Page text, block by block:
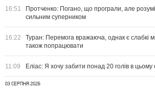
16:51
Протченко: Погано, що програли, але
сильним суперником
16:22
Туран: Перемога вражаюча, однак є слабкі
також попрацювати
11:09 Еліас: Я хочу забити понад 20 голів в цьому
03 СЕРПНЯ 2026